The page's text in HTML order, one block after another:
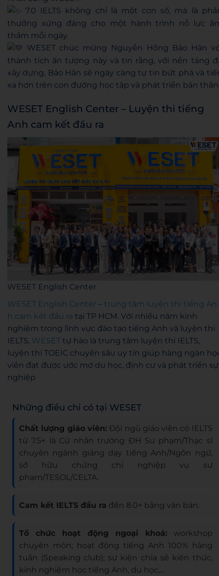
7.0 IELTS không chỉ là một con số, mà là
thưởng xứng đáng cho một hành trình nỗ lực
thầm mỗi ngày.
WESET chúc mừng Nguyễn Hồng Bảo Hân
thành tích ấn tượng này và tin rằng, với nền tảng
xây dựng, Bảo Hân sẽ ngày càng tự tin bứt phá và
xa hơn trên con đường học tập và phát triển bản
WESET English Center – Luyện thi tiếng
Anh cam kết đầu ra
WESET English Center
WESET English Center – trung tâm luyện thi tiếng An
h cam kết đầu ra tại TP HCM. Với nhiều năm kinh
nghiệm trong lĩnh vực đào tạo tiếng Anh và luyện thi
IELTS, WESET tự hào là trung tâm luyện thi IELTS,
luyện thi TOEIC chuyên sâu uy tín giúp hàng ngàn
viên đạt được ước mơ du học, định cư và phát triển sự
nghiệp
Những điều chỉ có tại WESET
Chất lượng giáo viên:Đội ngũ giáo viên có IELTS
từ 7.5+ là Cử nhân trường ĐH Sư phạm/Thạc sĩ
chuyên ngành giảng dạy tiếng Anh/Ngôn ngữ,
sở hữu chứng chỉ nghiệp vụ sư
phạm/TESOL/CELTA.
Cam kết IELTS đầu ra đến 8.0+ bằng văn bản.
Tổ chức hoạt động ngoại khoá:workshop
chuyên môn; hoạt động tiếng Anh 100% hàng
tuần (Speaking club); sự kiện chia sẻ kiến thức,
kinh nghiệm học tiếng Anh, du học,…